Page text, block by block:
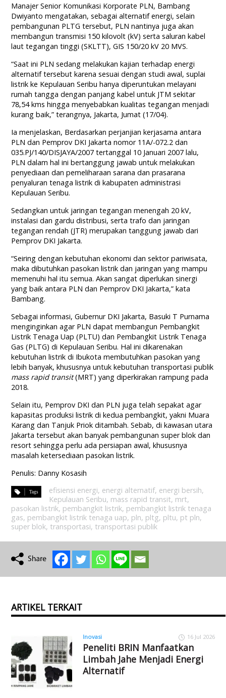
Manajer Senior Komunikasi Korporate PLN, Bambang
Dwiyanto mengatakan, sebagai alternatif energi, selain
pembangunan PLTG tersebut, PLN nantinya juga akan
membangun transmisi 150 kilovolt (kV) serta saluran kabel
laut tegangan tinggi (SKLTT), GIS 150/20 kV 20 MVS.
“Saat ini PLN sedang melakukan kajian terhadap energi
alternatif tersebut karena sesuai dengan studi awal, suplai
listrik ke Kepulauan Seribu hanya diperuntukan melayani
rumah tangga dengan panjang kabel untuk JTM sekitar
78,54 kms hingga menyebabkan kualitas tegangan menjadi
kurang baik,” terangnya, Jakarta, Jumat (17/04).
Ia menjelaskan, Berdasarkan perjanjian kerjasama antara
PLN dan Pemprov DKI Jakarta nomor 11A/-072.2 dan
035.PJ/140/DISJAYA/2007 tertanggal 10 Januari 2007 lalu,
PLN dalam hal ini bertanggung jawab untuk melakukan
penyediaan dan pemeliharaan sarana dan prasarana
penyaluran tenaga listrik di kabupaten administrasi
Kepulauan Seribu.
Sedangkan untuk jaringan tegangan menengah 20 kV,
instalasi dan gardu distribusi, serta trafo dan jaringan
tegangan rendah (JTR) merupakan tanggung jawab dari
Pemprov DKI Jakarta.
“Seiring dengan kebutuhan ekonomi dan sektor pariwisata,
maka dibutuhkan pasokan listrik dan jaringan yang mampu
memenuhi hal itu semua. Akan sangat diperlukan sinergi
yang baik antara PLN dan Pemprov DKI Jakarta,” kata
Bambang.
Sebagai informasi, Gubernur DKI Jakarta, Basuki T Purnama
menginginkan agar PLN dapat membangun Pembangkit
Listrik Tenaga Uap (PLTU) dan Pembangkit Listrik Tenaga
Gas (PLTG) di Kepulauan Seribu. Hal ini dikarenakan
kebutuhan listrik di Ibukota membutuhkan pasokan yang
lebih banyak, khususnya untuk kebutuhan transportasi publik
mass rapid transit(MRT) yang diperkirakan rampung pada
2018.
Selain itu, Pemprov DKI dan PLN juga telah sepakat agar
kapasitas produksi listrik di kedua pembangkit, yakni Muara
Karang dan Tanjuk Priok ditambah. Sebab, di kawasan utara
Jakarta tersebut akan banyak pembangunan super blok dan
resort sehingga perlu ada persiapan awal, khususnya
masalah ketersediaan pasokan listrik.
Penulis: Danny Kosasih
efisiensi energi, energi alternatif, energi bersih,
Kepulauan Seribu, mass rapid transit, mrt,
pasokan listrik, pembangkit listrik, pembangkit listrik tenaga
gas, pembangkit listrik tenaga uap, pln, pltg, pltu, pt pln,
super blok, transportasi, transportasi publik
ARTIKEL TERKAIT
Inovasi 16 Jul 2026
Peneliti BRIN Manfaatkan
Limbah Jahe Menjadi Energi
Alternatif